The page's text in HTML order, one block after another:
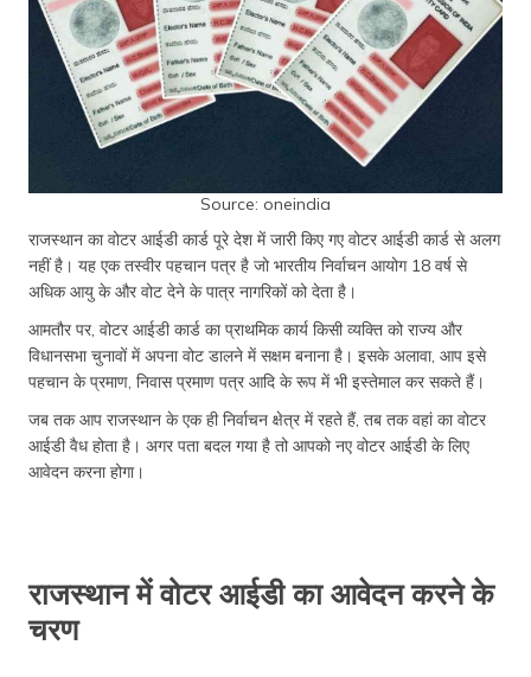
Source: oneindia
राजस्थान का वोटर आईडी कार्ड पूरे देश में जारी किए गए वोटर आईडी कार्ड से अलग
नहीं है। यह एक तस्वीर पहचान पत्र है जो भारतीय निर्वाचन आयोग 18 वर्ष से
अधिक आयु के और वोट देने के पात्र नागरिकों को देता है।
आमतौर पर, वोटर आईडी कार्ड का प्राथमिक कार्य किसी व्यक्ति को राज्य और
विधानसभा चुनावों में अपना वोट डालने में सक्षम बनाना है। इसके अलावा, आप इसे
पहचान के प्रमाण, निवास प्रमाण पत्र आदि के रूप में भी इस्तेमाल कर सकते हैं।
जब तक आप राजस्थान के एक ही निर्वाचन क्षेत्र में रहते हैं, तब तक वहां का वोटर
आईडी वैध होता है। अगर पता बदल गया है तो आपको नए वोटर आईडी के लिए
आवेदन करना होगा।
राजस्थान में वोटर आईडी का आवेदन करने के
चरण